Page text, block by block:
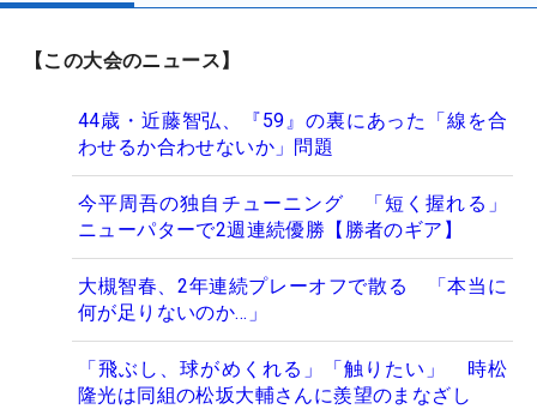
【この大会のニュース】
44歳・近藤智弘、『59』の裏にあった「線を合
わせるか合わせないか」問題
今平周吾の独自チューニング 「短く握れる」
ニューパターで2週連続優勝【勝者のギア】
大槻智春、2年連続プレーオフで散る 「本当に
何が足りないのか…」
「飛ぶし、球がめくれる」「触りたい」 時松
隆光は同組の松坂大輔さんに羨望のまなざし